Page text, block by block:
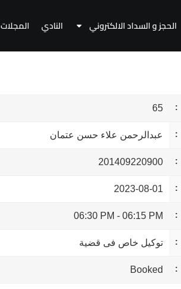
الحجز و السداد الالكتروني النادي المجلات
65
عبدالرحمن علاء حسن عتمان
201409220900
2023-08-01
06:15 PM
-
06:30 PM
توكيل خاص فى قضية
Booked